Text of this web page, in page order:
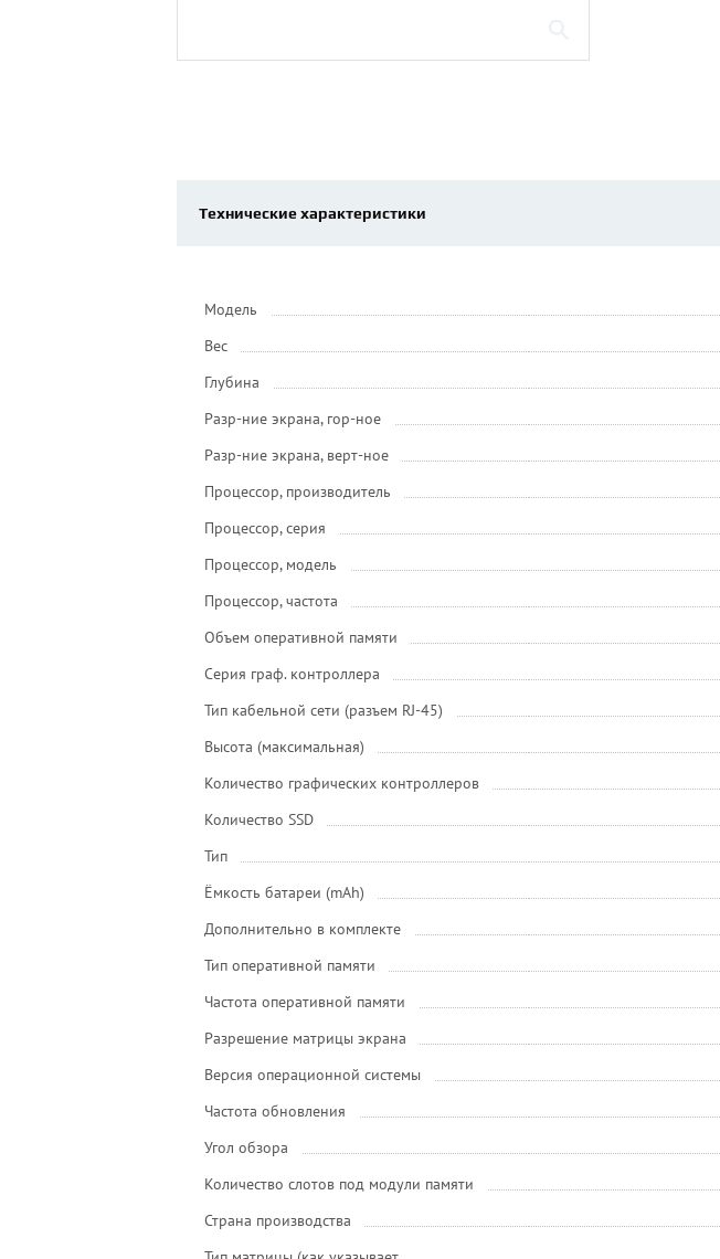
Технические характеристики
Модель
Вес
Глубина
Разр-ние экрана, гор-ное
Разр-ние экрана, верт-ное
Процессор, производитель
Процессор, серия
Процессор, модель
Процессор, частота
Объем оперативной памяти
Серия граф. контроллера
Тип кабельной сети (разъем RJ-45)
Высота (максимальная)
Количество графических контроллеров
Количество SSD
Тип
Ёмкость батареи (mAh)
Дополнительно в комплекте
Тип оперативной памяти
Частота оперативной памяти
Разрешение матрицы экрана
Версия операционной системы
Частота обновления
Угол обзора
Количество слотов под модули памяти
Страна производства